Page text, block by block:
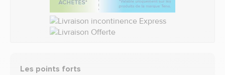
Les points forts